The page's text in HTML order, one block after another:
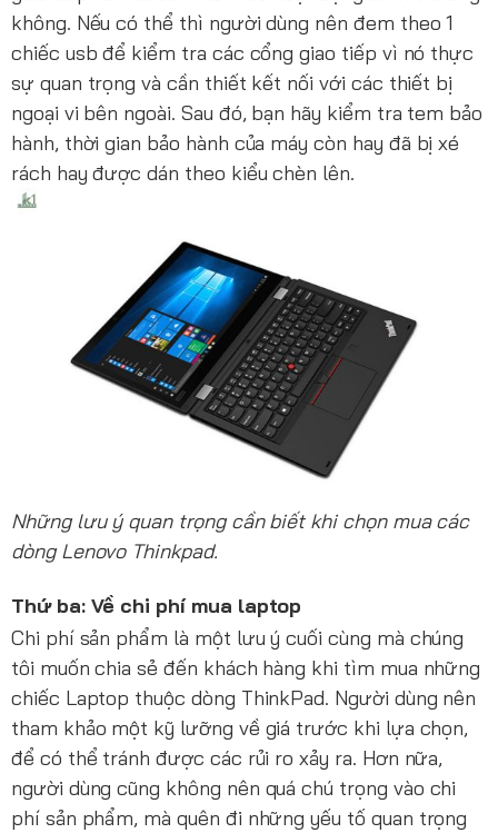
không. Nếu có thể thì người dùng nên đem theo 1
chiếc usb để kiểm tra các cổng giao tiếp vì nó thực
sự quan trọng và cần thiết kết nối với các thiết bị
ngoại vi bên ngoài. Sau đó, bạn hãy kiểm tra tem bảo
hành, thời gian bảo hành của máy còn hay đã bị xé
rách hay được dán theo kiểu chèn lên.
Những lưu ý quan trọng cần biết khi chọn mua các
dòng Lenovo Thinkpad.
Thứ ba: Về chi phí mua laptop
Chi phí sản phẩm là một lưu ý cuối cùng mà chúng
tôi muốn chia sẻ đến khách hàng khi tìm mua những
chiếc Laptop thuộc dòng ThinkPad. Người dùng nên
tham khảo một kỹ lưỡng về giá trước khi lựa chọn,
để có thể tránh được các rủi ro xảy ra. Hơn nữa,
người dùng cũng không nên quá chú trọng vào chi
phí sản phẩm, mà quên đi những yếu tố quan trọng